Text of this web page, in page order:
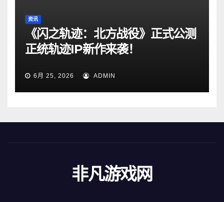
资讯
《闪之轨迹：北方战役》正式公测
正统轨迹IP新作来袭！
6月 25, 2026 ADMIN
非凡游戏网